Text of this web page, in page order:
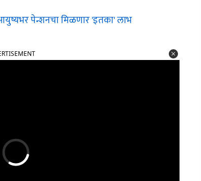
पेन्शनचा मिळणार 'इतका' लाभ